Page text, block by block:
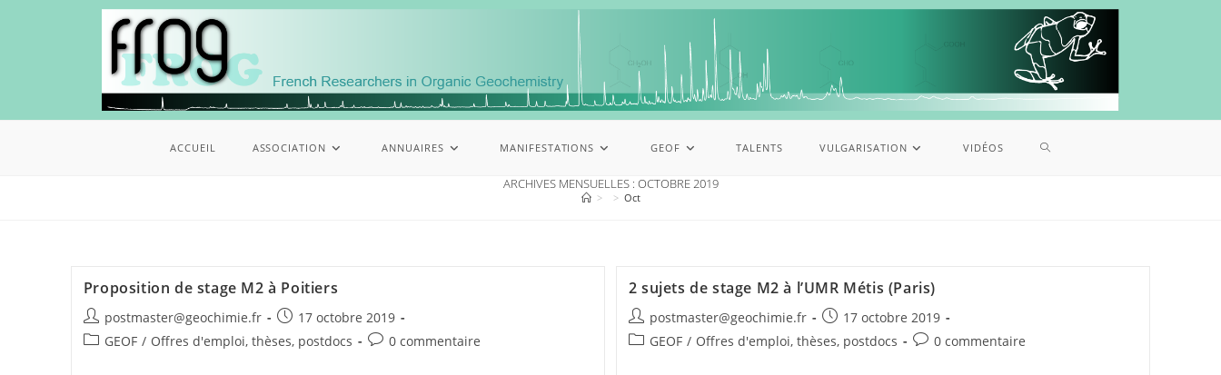
ACCUEIL ASSOCIATION ANNUAIRES MANIFESTATIONS GEOF TALENTS VULGARISATION VIDÉOS
ARCHIVES MENSUELLES : OCTOBRE 2019
> > Oct
Proposition de stage M2 à Poitiers
postmaster@geochimie.fr
17 octobre 2019
GEOF / Offres d'emploi, thèses, postdocs 0 commentaire
2 sujets de stage M2 à l’UMR Métis (Paris)
postmaster@geochimie.fr
17 octobre 2019
GEOF / Offres d'emploi, thèses, postdocs 0 commentaire